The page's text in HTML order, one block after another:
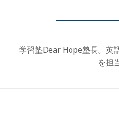
学習塾Dear Hope塾長。英
を担